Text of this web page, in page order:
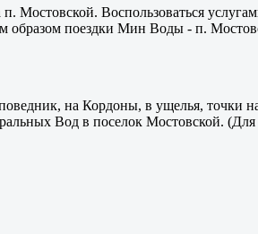
Воспользоваться
образом поездки Мин Воды - п.
на Кордоны, в ущелья, точки
Вод в поселок Мостовской.